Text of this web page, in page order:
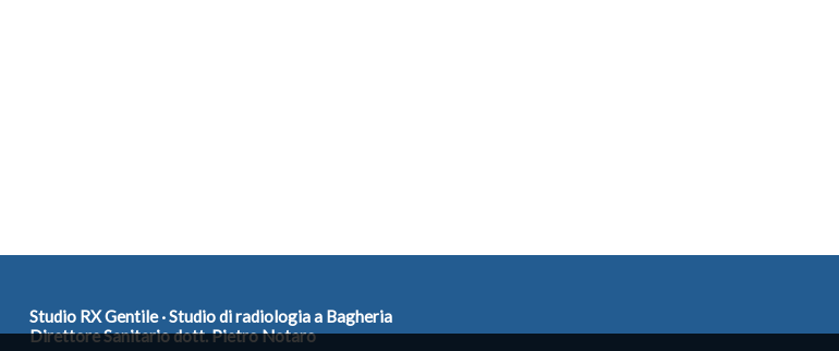
Studio RX Gentile · Studio di radiologia a Bagheria
Direttore Sanitario dott. Pietro Notaro